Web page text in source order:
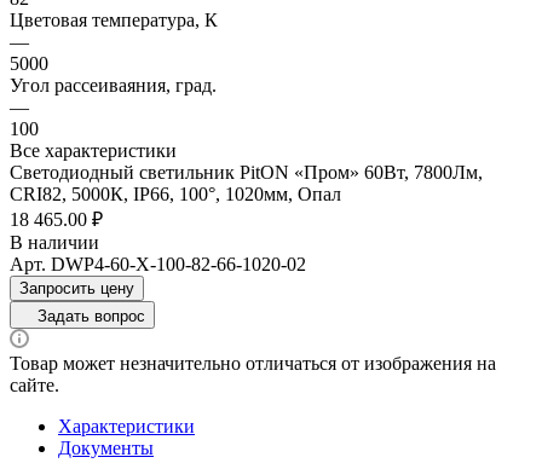
Цветовая температура, К
—
5000
Угол рассеиваяния, град.
—
100
Все характеристики
Светодиодный светильник PitON «Пром» 60Вт, 7800Лм,
CRI82, 5000К, IP66, 100°, 1020мм, Опал
18 465.00 ₽
В наличии
Арт. DWP4-60-X-100-82-66-1020-02
Запросить цену
Задать вопрос
Товар может незначительно отличаться от изображения на
сайте.
Характеристики
Документы